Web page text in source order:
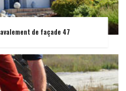
de façade 47